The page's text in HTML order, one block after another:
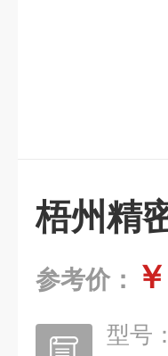
梧州精
参考价：
型号：